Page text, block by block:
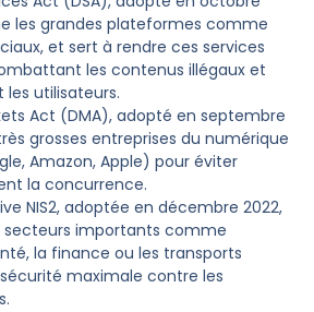
les grandes plateformes comme
et sert à rendre ces services
les contenus illégaux et
utilisateurs.
Act (DMA), adopté en septembre
grosses entreprises du numérique
Amazon, Apple) pour éviter
la concurrence.
NIS2, adoptée en décembre 2022,
secteurs importants comme
la finance ou les transports
sécurité maximale contre les